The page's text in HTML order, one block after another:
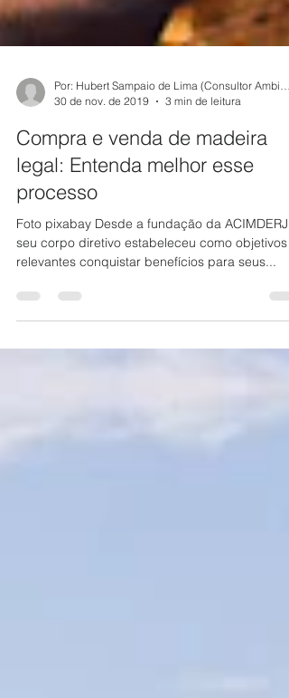
30 de nov. de 2019
3 min de leitura
Compra e venda de madeira
legal: Entenda melhor esse
processo
Foto pixabay Desde a fundação da ACIMDERJ,
seu corpo diretivo estabeleceu como objetivos